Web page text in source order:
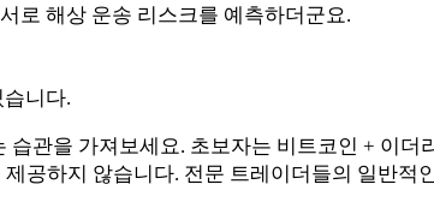
로 해상 운송 리스크를 예측하더군요.
니다.
관을 가져보세요. 초보자는 비트코인 + 이더
공하지 않습니다. 전문 트레이더들의 일반적